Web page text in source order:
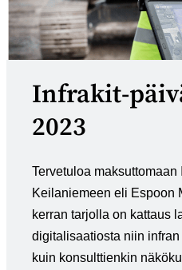
Infrakit-
2023
Tervetuloa maksuttomaan
Keilaniemeen eli Espoon
kerran tarjolla on kattaus
digitalisaatiosta niin
kuin konsulttienkin